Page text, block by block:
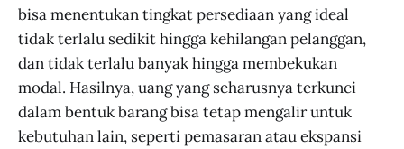
bisa menentukan tingkat persediaan yang ideal
tidak terlalu sedikit hingga kehilangan pelanggan,
dan tidak terlalu banyak hingga membekukan
modal. Hasilnya, uang yang seharusnya terkunci
dalam bentuk barang bisa tetap mengalir untuk
kebutuhan lain, seperti pemasaran atau ekspansi